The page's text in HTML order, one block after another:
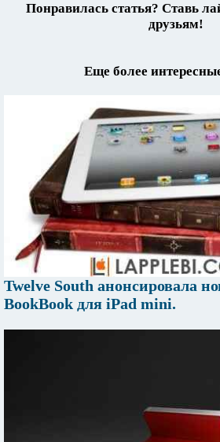
Понравилась статья? Ставь
друзьям!
Еще более
Twelve South анонсировала
BookBook для iPad mini.